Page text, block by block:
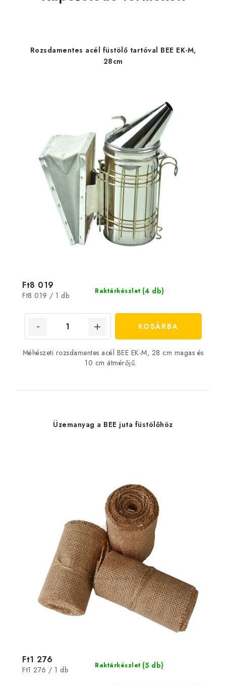
Rozsdamentes acél füstölő tartóval BEE EK-M,
28cm
Raktárkészlet (4 db)
Ft8 019
Egységár:
Ft8 019 / 1 db
KOSÁRBA
Méhészeti rozsdamentes acél BEE EK-M, 28 cm magas és
10 cm átmérőjű.
Üzemanyag a BEE juta füstölőhöz
Raktárkészlet (5 db)
Ft1 276
Egységár:
Ft1 276 / 1 db